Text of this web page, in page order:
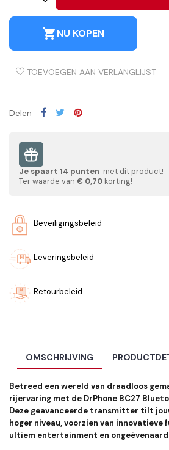
shopping_cartNU KOPEN
TOEVOEGEN AAN VERLANGLIJST
Delen
Je spaart 14 punten met dit product!
Ter waarde van € 0,70 korting!
Beveiligingsbeleid
Leveringsbeleid
Retourbeleid
OMSCHRIJVING
Betreed een wereld van draadloos
rijervaring met de DrPhone BC27
Deze geavanceerde transmitter tilt
hoger niveau, voorzien van innovatieve
ultiem entertainment en